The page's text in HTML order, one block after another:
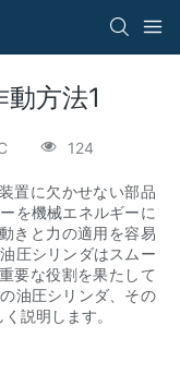
方法1
124
置に欠かせない部品
を機械エネルギーに
きと力の適用を容易
圧シリンダはスムー
要な役割を果たして
油圧シリンダ、その
説明します。